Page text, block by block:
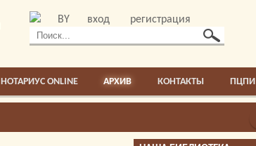
BY вход регистрация
НОТАРИУС ONLINE АРХИВ КОНТАКТЫ ПЦПИ